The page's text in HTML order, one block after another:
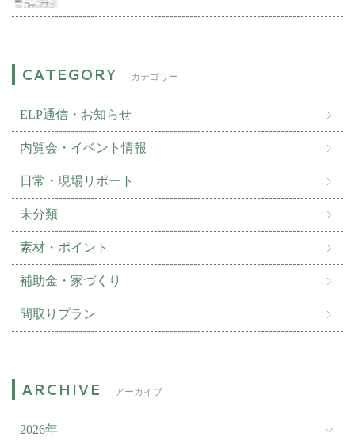
カテゴリー
ELP通信・お知らせ
内覧会・イベント情報
日常・現場リポート
未分類
素材・ポイント
補助金・家づくり
間取りプラン
アーカイブ
2026年